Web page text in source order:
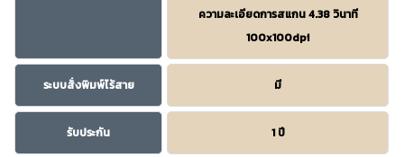
ความละเอียดการสแกน 4.38 วินาที
100x100dpi
ระบบสั่งพิมพ์ไร้สาย มี
รับประกัน 1 ปี